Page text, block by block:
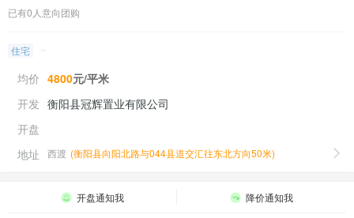
已有0人意向团购
住宅
均价 4800元/平米
开发 衡阳县冠辉置业有限公司
开盘
地址
西渡 (衡阳县向阳北路与044县道交汇往东北方向50米)
开盘通知我 降价通知我